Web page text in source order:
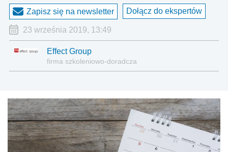
Zapisz się na newsletter Dołącz do ekspertów
23 września 2019, 13:49
Effect Group
firma szkoleniowo-doradcza